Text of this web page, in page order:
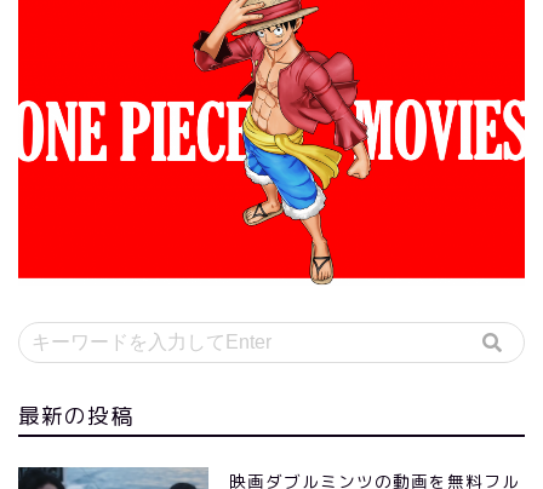
最新の投稿
映画ダブルミンツの動画を無料フル